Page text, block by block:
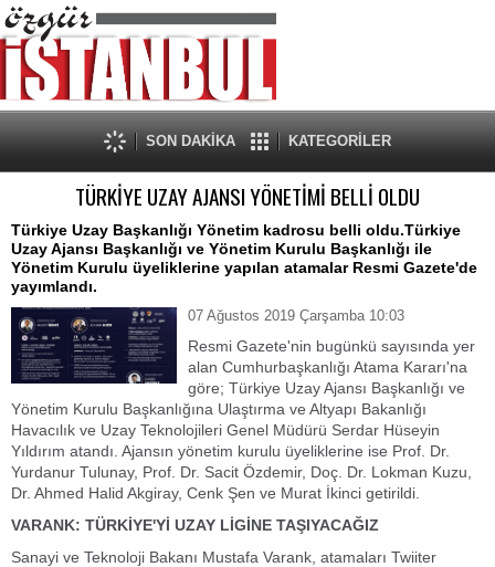
SON DAKİKA KATEGORİLER
TÜRKİYE UZAY AJANSI YÖNETİMİ BELLİ OLDU
Türkiye Uzay Başkanlığı Yönetim kadrosu belli oldu.Türkiye
Uzay Ajansı Başkanlığı ve Yönetim Kurulu Başkanlığı ile
Yönetim Kurulu üyeliklerine yapılan atamalar Resmi Gazete'de
yayımlandı.
07 Ağustos 2019 Çarşamba 10:03
Resmi Gazete'nin bugünkü sayısında yer
alan Cumhurbaşkanlığı Atama Kararı'na
göre; Türkiye Uzay Ajansı Başkanlığı ve
Yönetim Kurulu Başkanlığına Ulaştırma ve Altyapı Bakanlığı
Havacılık ve Uzay Teknolojileri Genel Müdürü Serdar Hüseyin
Yıldırım atandı. Ajansın yönetim kurulu üyeliklerine ise Prof. Dr.
Yurdanur Tulunay, Prof. Dr. Sacit Özdemir, Doç. Dr. Lokman Kuzu,
Dr. Ahmed Halid Akgiray, Cenk Şen ve Murat İkinci getirildi.
VARANK: TÜRKİYE'Yİ UZAY LİGİNE TAŞIYACAĞIZ
Sanayi ve Teknoloji Bakanı Mustafa Varank, atamaları Twiiter